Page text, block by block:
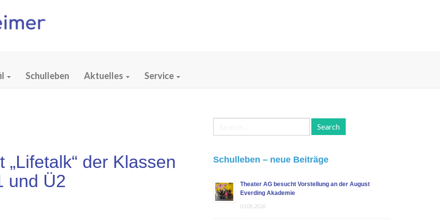
Schulleben Aktuelles Service
der Klassen
und Ü2
Schulleben – neue Beiträge
Theater AG besucht Vorstellung an der August
Everding Akademie
03.08.2026